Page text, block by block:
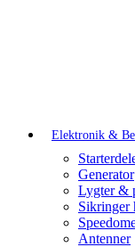
Elektronik &
Generator
Lygter &
Sikringer
Antenner